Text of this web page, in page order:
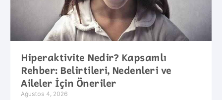
Hiperaktivite Nedir? Kapsamlı
Rehber: Belirtileri, Nedenleri ve
Aileler İçin Öneriler
Ağustos 4, 2026